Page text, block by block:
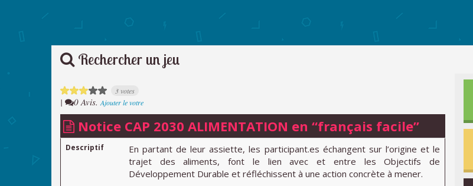
Rechercher un jeu
3 votes
| 0 Avis. Ajouter le votre
Notice CAP 2030 ALIMENTATION en “français facile”
Descriptif
En partant de leur assiette, les participant.es échangent sur l’origine et le
trajet des aliments, font le lien avec et entre les Objectifs de
Développement Durable et réfléchissent à une action concrète à mener.